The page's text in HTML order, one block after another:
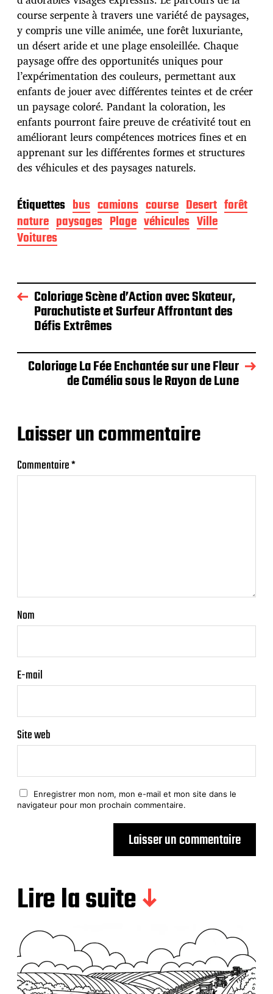
i
c
a
t
i
o
n
course serpente à travers une variété de paysages,
y compris une ville animée, une forêt luxuriante,
un désert aride et une plage ensoleillée. Chaque
paysage offre des opportunités uniques pour
l’expérimentation des couleurs, permettant aux
enfants de jouer avec différentes teintes et de créer
un paysage coloré. Pandant la coloration, les
enfants pourront faire preuve de créativité tout en
améliorant leurs compétences motrices fines et en
apprenant sur les différentes formes et structures
des véhicules et des paysages naturels.
Étiquettes bus camions course Desert forêt
nature paysages Plage véhicules Ville
Voitures
Coloriage Scène d’Action avec Skateur,
Parachutiste et Surfeur Affrontant des
Défis Extrêmes
Coloriage La Fée Enchantée sur une Fleur
de Camélia sous le Rayon de Lune
Laisser un commentaire
Commentaire*
Nom
E-mail
Site web
Enregistrer mon nom, mon e-mail et mon site dans le
navigateur pour mon prochain commentaire.
Lire la suite